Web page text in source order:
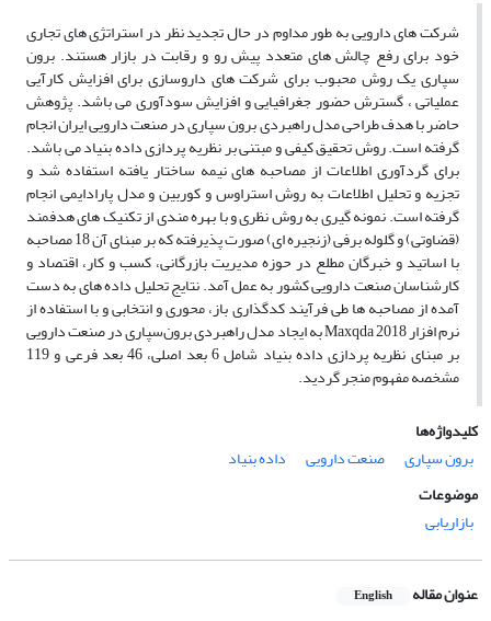
شرکت های دارویی به طور مداوم در حال تجدید نظر در استراتژی های تجاری
خود برای رفع چالش های متعدد پیش رو و رقابت در بازار هستند. برون
سپاری یک روش محبوب برای شرکت های داروسازی برای افزایش کارآیی
عملیاتی ، گسترش حضور جغرافیایی و افزایش سودآوری می باشد. پژوهش
حاضر با هدف طراحی مدل راهبردی برون سپاری در صنعت دارویی ایران انجام
گرفته است. روش تحقیق کیفی و مبتنی بر نظریه پردازی داده بنیاد می باشد.
برای گردآوری اطلاعات از مصاحبه های نیمه ساختار یافته استفاده شد و
تجزیه و تحلیل اطلاعات به روش استراوس و کوربین و مدل پارادایمی انجام
گرفته است. نمونه گیری به روش نظری و با بهره مندی از تکنیک های هدفمند
(قضاوتی) و گلوله برفی (زنجیره ای) صورت پذیرفته که بر مبنای آن 18 مصاحبه
با اساتید و خبرگان مطلع در حوزه مدیریت بازرگانی، کسب و کار، اقتصاد و
کارشناسان صنعت دارویی کشور به عمل آمد. نتایج تحلیل داده های به دست
آمده از مصاحبه ها طی فرآیند کدگذاری باز، محوری و انتخابی و با استفاده از
نرم افزار Maxqda 2018 به ایجاد مدل راهبردی برون‌سپاری در صنعت دارویی
بر مبنای نظریه پردازی داده بنیاد شامل 6 بعد اصلی، 46 بعد فرعی و 119
مشخصه مفهوم منجر گردید.
کلیدواژه‌ها
برون سپاری
صنعت دارویی
داده بنیاد
موضوعات
بازاریابی
عنوان مقاله English